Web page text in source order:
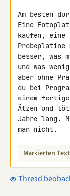
Am besten
Eine
kaufen, eine
Probeplatine
besser, was
und was
aber ohne
du bei
einem
Ätzen und
Jahre lang.
man nicht.
Markierten
Thread